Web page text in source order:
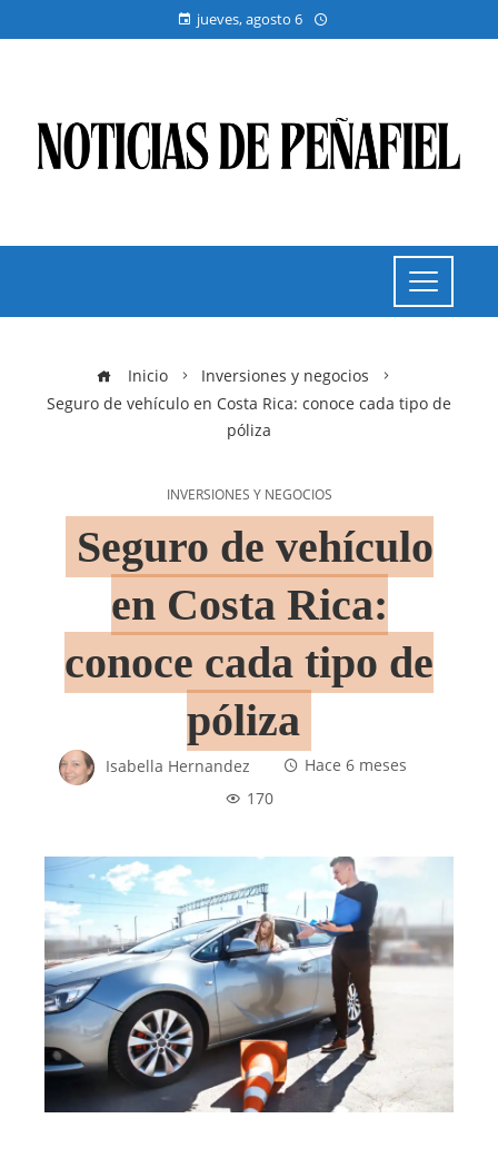
jueves, agosto 6
Inicio
Inversiones y negocios
Seguro de vehículo en Costa Rica: conoce cada tipo de
póliza
INVERSIONES Y NEGOCIOS
Seguro de vehículo
en Costa Rica:
conoce cada tipo de
póliza
Isabella Hernandez
Hace 6 meses
170